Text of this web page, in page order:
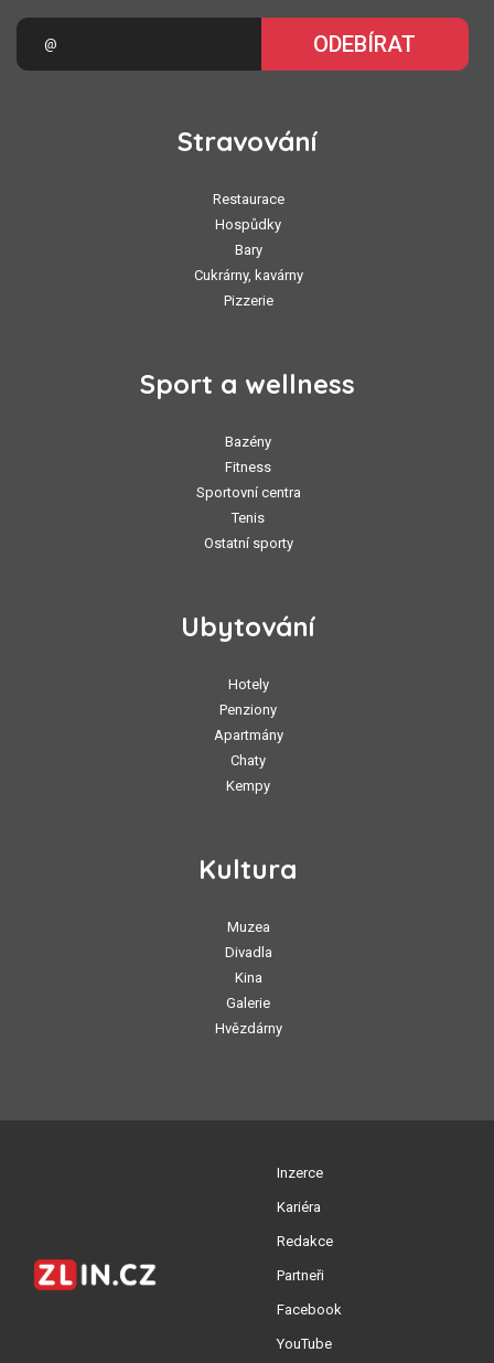
ODEBÍRAT
Stravování
Restaurace
Hospůdky
Bary
Cukrárny, kavárny
Pizzerie
Sport a wellness
Bazény
Fitness
Sportovní centra
Tenis
Ostatní sporty
Ubytování
Hotely
Penziony
Apartmány
Chaty
Kempy
Kultura
Muzea
Divadla
Kina
Galerie
Hvězdárny
Inzerce
Kariéra
Redakce
Partneři
Facebook
YouTube